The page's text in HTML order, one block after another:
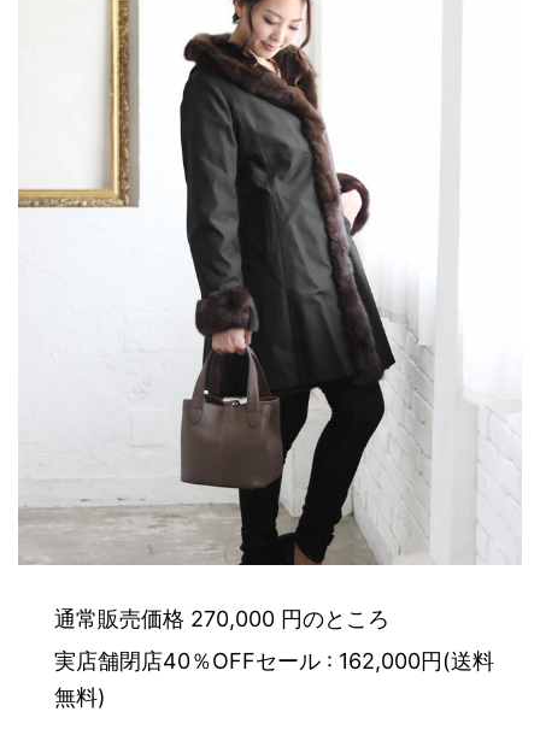
通常販売価格 270,000 円のところ
実店舗閉店40％OFFセール : 162,000円(送料
無料)